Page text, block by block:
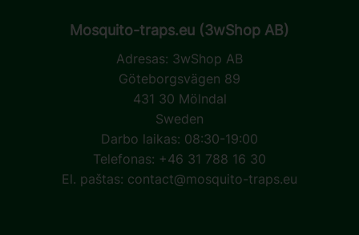
Mosquito-traps.eu (3wShop AB)
Adresas: 3wShop AB
Göteborgsvägen 89
431 30 Mölndal
Sweden
Darbo laikas: 08:30-19:00
Telefonas: +46 31 788 16 30
El. paštas: contact@mosquito-traps.eu